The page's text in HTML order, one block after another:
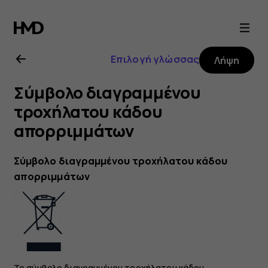
Οδηγίες
χρήσης
Nokia
8.1
Επιλογή γλώσσας Λήψη
Σύμβολο διαγραμμένου
τροχήλατου κάδου
απορριμμάτων
Σύμβολο διαγραμμένου τροχήλατου κάδου
απορριμμάτων